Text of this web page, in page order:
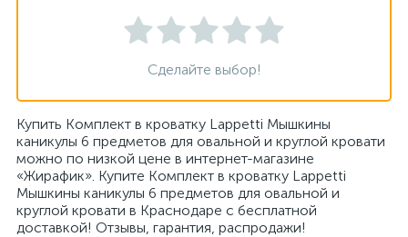
Сделайте выбор!
Купить Комплект в кроватку Lappetti Мышкины
каникулы 6 предметов для овальной и круглой кровати
можно по низкой цене в интернет-магазине
«Жирафик». Купите Комплект в кроватку Lappetti
Мышкины каникулы 6 предметов для овальной и
круглой кровати в Краснодаре с бесплатной
доставкой! Отзывы, гарантия, распродажи!